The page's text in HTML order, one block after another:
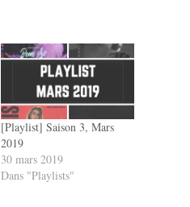
[Playlist] Saison 3, Mars
2019
30 mars 2019
Dans "Playlists"